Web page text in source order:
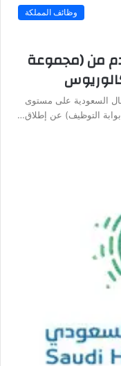
وظائف المملكة
من (مجموعة
السعودية على مستوى
التوظيف) عن إطلاق…